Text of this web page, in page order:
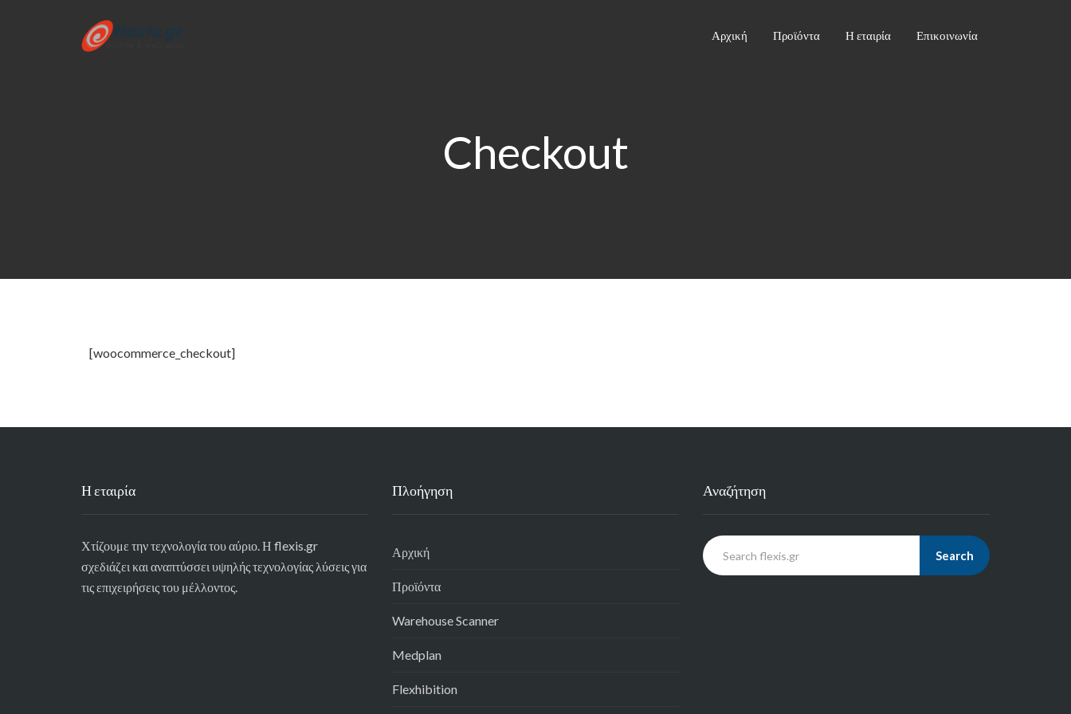
Αρχική Προϊόντα Η εταιρία Επικοινωνία
Checkout
[woocommerce_checkout]
Η εταιρία
Χτίζουμε την τεχνολογία του αύριο. Η flexis.gr
σχεδιάζει και αναπτύσσει υψηλής τεχνολογίας λύσεις για
τις επιχειρήσεις του μέλλοντος.
Πλοήγηση
Αρχική
Προϊόντα
Warehouse Scanner
Medplan
Flexhibition
Αναζήτηση
Search